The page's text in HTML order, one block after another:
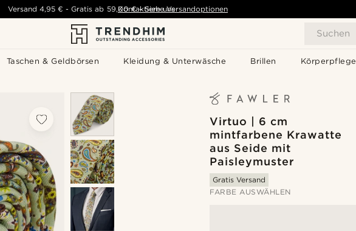
Suchen
Taschen & Geldbörsen Kleidung & Unterwäsche Brillen Körperpflege
Versand 4,95 € -Gratis ab 59,00 € - Siehe Versandoptionen
Kontaktiere uns
Virtuo | 6 cm
mintfarbene Krawatte
aus Seide mit
Paisleymuster
Gratis Versand
FARBE AUSWÄHLEN